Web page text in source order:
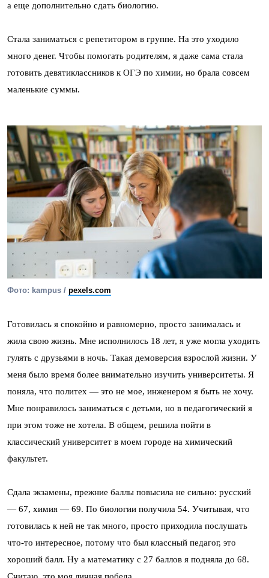
а еще дополнительно сдать биологию.
Стала заниматься с репетитором в группе. На это уходило
много денег. Чтобы помогать родителям, я даже сама стала
готовить девятиклассников к ОГЭ по химии, но брала совсем
маленькие суммы.
Фото: kampus / pexels.com
Готовилась я спокойно и равномерно, просто занималась и
жила свою жизнь. Мне исполнилось 18 лет, я уже могла уходить
гулять с друзьями в ночь. Такая демоверсия взрослой жизни. У
меня было время более внимательно изучить университеты. Я
поняла, что политех — это не мое, инженером я быть не хочу.
Мне понравилось заниматься с детьми, но в педагогический я
при этом тоже не хотела. В общем, решила пойти в
классический университет в моем городе на химический
факультет.
Сдала экзамены, прежние баллы повысила не сильно: русский
— 67, химия — 69. По биологии получила 54. Учитывая, что
готовилась к ней не так много, просто приходила послушать
что-то интересное, потому что был классный педагог, это
хороший балл. Ну а математику с 27 баллов я подняла до 68.